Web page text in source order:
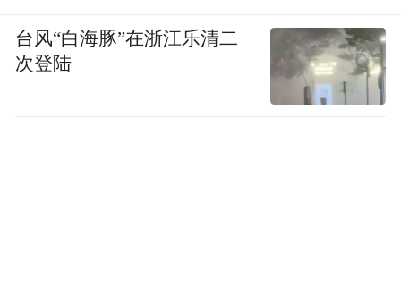
台风“白海豚”在浙江乐清二
次登陆